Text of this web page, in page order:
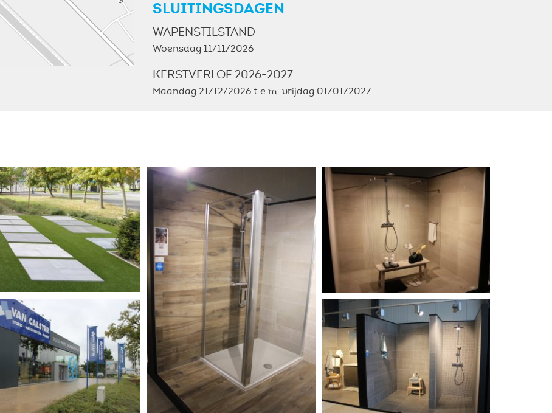
SLUITINGSDAGEN
WAPENSTILSTAND
Woensdag 11/11/2026
KERSTVERLOF 2026-2027
Maandag 21/12/2026 t.e.m. vrijdag 01/01/2027